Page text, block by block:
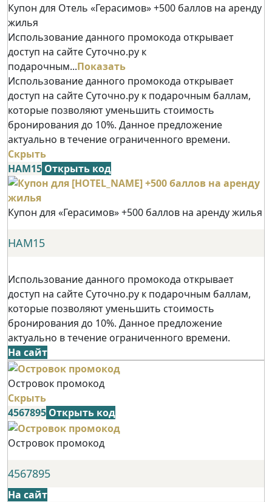
Купон для Отель «Герасимов» +500 баллов на аренду
жилья
Использование данного промокода открывает
доступ на сайте Суточно.ру к
подарочным...Показать
Использование данного промокода открывает
доступ на сайте Суточно.ру к подарочным баллам,
которые позволяют уменьшить стоимость
бронирования до 10%. Данное предложение
актуально в течение ограниченного времени.
Скрыть
НАМ15 Открыть код
Купон для «Герасимов» +500 баллов на аренду жилья
НАМ15
Использование данного промокода открывает
доступ на сайте Суточно.ру к подарочным баллам,
которые позволяют уменьшить стоимость
бронирования до 10%. Данное предложение
актуально в течение ограниченного времени.
На сайт
Островок промокод
Скрыть
4567895 Открыть код
Островок промокод
4567895
На сайт